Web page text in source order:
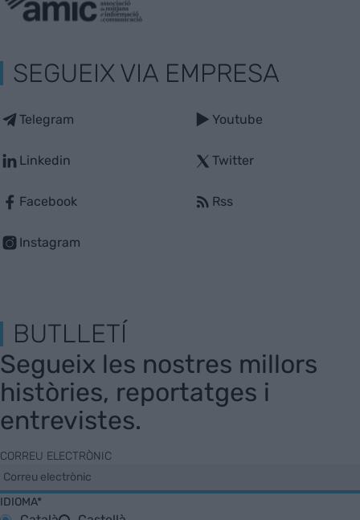
SEGUEIX VIA EMPRESA
Telegram
Linkedin
Facebook
Instagram
Youtube
Twitter
Rss
BUTLLETÍ
Segueix les nostres millors
històries, reportatges i
entrevistes.
CORREU ELECTRÒNIC
IDIOMA*